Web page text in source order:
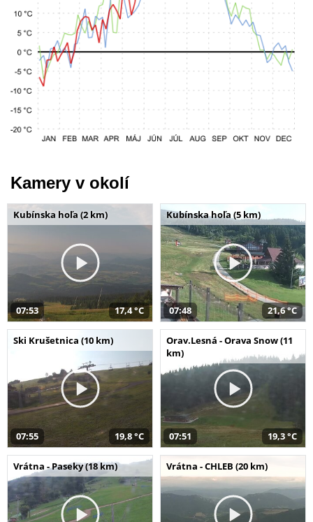
Kamery v okolí
Kubínska hoľa (2 km)
07:53 17,4 °C
Kubínska hoľa (5 km)
07:48 21,6 °C
Ski Krušetnica (10 km)
07:55 19,8 °C
Orav.Lesná - Orava Snow (11
km)
07:51 19,3 °C
Vrátna - Paseky (18 km) Vrátna - CHLEB (20 km)